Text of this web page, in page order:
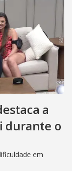
a
durante o
em